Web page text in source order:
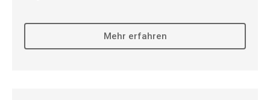
Mehr erfahren